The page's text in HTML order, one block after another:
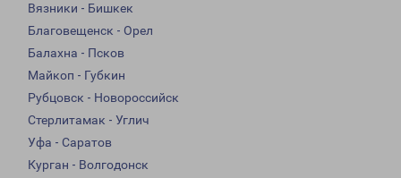
Вязники - Бишкек
Благовещенск - Орел
Балахна - Псков
Майкоп - Губкин
Рубцовск - Новороссийск
Стерлитамак - Углич
Уфа - Саратов
Курган - Волгодонск